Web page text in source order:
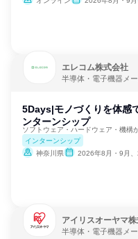
エレコム株式会社
半導体・電子機器メ
5Days|モノづくりを体感
ンターンシップ
ソフトウェア・ハードウェア・機構
インターンシップ
神奈川県
2026年8月・9月
アイリスオーヤマ
半導体・電子機器メ